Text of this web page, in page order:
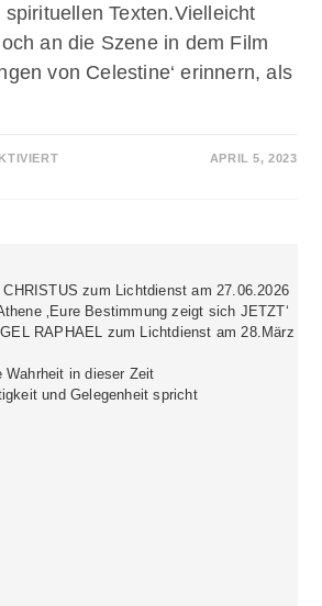
Texten.Vielleicht
an die Szene in dem Film
von Celestine‘ erinnern, als
FÜR
APRIL 5, 2023
zum Lichtdienst am 27.06.2026
‚Eure Bestimmung zeigt sich JETZT‘
RAPHAEL zum Lichtdienst am 28.März
Wahrheit in dieser Zeit
und Gelegenheit spricht